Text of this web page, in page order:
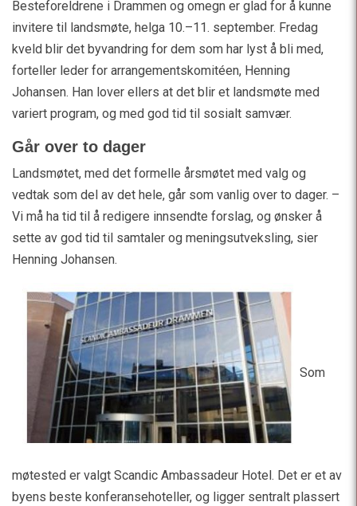
Besteforeldrene i Drammen og omegn er glad for å kunne
invitere til landsmøte, helga 10.–11. september. Fredag
kveld blir det byvandring for dem som har lyst å bli med,
forteller leder for arrangementskomitéen, Henning
Johansen. Han lover ellers at det blir et landsmøte med
variert program, og med god tid til sosialt samvær.
Går over to dager
Landsmøtet, med det formelle årsmøtet med valg og
vedtak som del av det hele, går som vanlig over to dager. –
Vi må ha tid til å redigere innsendte forslag, og ønsker å
sette av god tid til samtaler og meningsutveksling, sier
Henning Johansen.
Som
møtested er valgt Scandic Ambassadeur Hotel. Det er et av
byens beste konferansehoteller, og ligger sentralt plassert